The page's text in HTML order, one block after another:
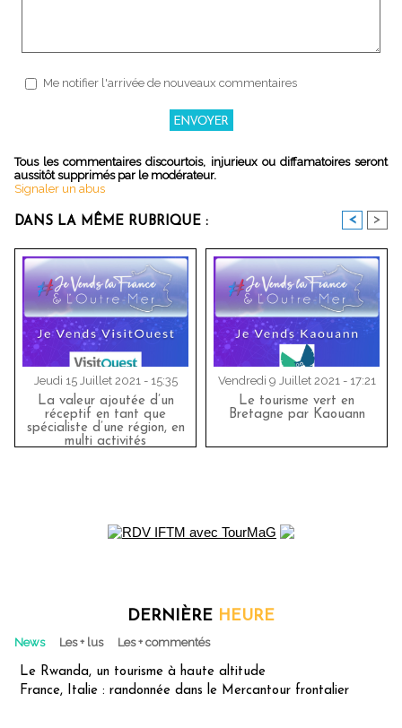
Me notifier l'arrivée de nouveaux commentaires
Tous les commentaires discourtois, injurieux ou diffamatoires seront
aussitôt supprimés par le modérateur.
Signaler un abus
DANS LA MÊME RUBRIQUE : < >
Jeudi 15 Juillet 2021 - 15:35
La valeur ajoutée d’un
réceptif en tant que
spécialiste d’une région, en
multi activités
Vendredi 9 Juillet 2021 - 17:21
Le tourisme vert en
Bretagne par Kaouann
DERNIÈRE HEURE
News Les + lus Les + commentés
Le Rwanda, un tourisme à haute altitude
France, Italie : randonnée dans le Mercantour frontalier